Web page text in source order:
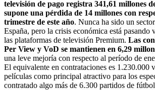
televisión de pago registra 341,61 millones
supone una pérdida de 14 millones con
trimestre de este año. Nunca ha sido un
España, pero la crisis económica está pasando
las plataformas de televisión Premium. Las
Per View y VoD se mantienen en 6,29
una leve mejoría con respecto al período de
El equivalente en contrataciones es 1.230.000
películas como principal atractivo para los
contratado algo más de 6.300 partidos de